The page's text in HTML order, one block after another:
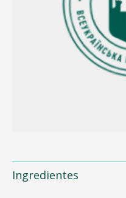
Ingredientes